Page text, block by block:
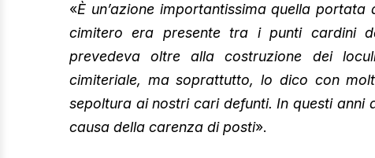
«È un’azione importantissima quella portata
cimitero era presente tra i punti cardini
prevedeva oltre alla costruzione dei
cimiteriale, ma soprattutto, lo dico con
sepoltura ai nostri cari defunti. In questi
causa della carenza di posti».